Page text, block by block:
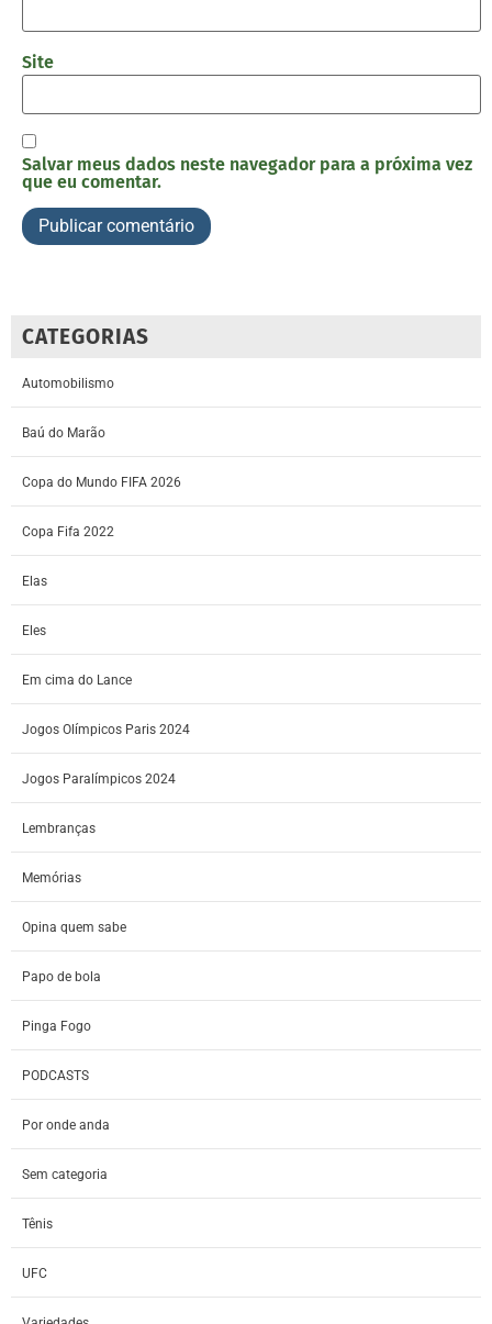
Site
Salvar meus dados neste navegador para a próxima vez
que eu comentar.
CATEGORIAS
Automobilismo
Baú do Marão
Copa do Mundo FIFA 2026
Copa Fifa 2022
Elas
Eles
Em cima do Lance
Jogos Olímpicos Paris 2024
Jogos Paralímpicos 2024
Lembranças
Memórias
Opina quem sabe
Papo de bola
Pinga Fogo
PODCASTS
Por onde anda
Sem categoria
Tênis
UFC